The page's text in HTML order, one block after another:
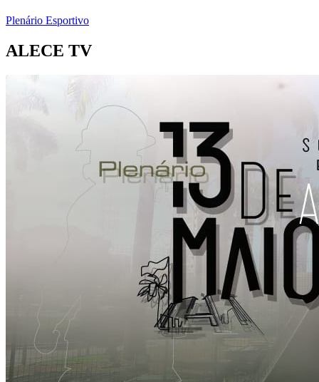
Plenário Esportivo
ALECE TV